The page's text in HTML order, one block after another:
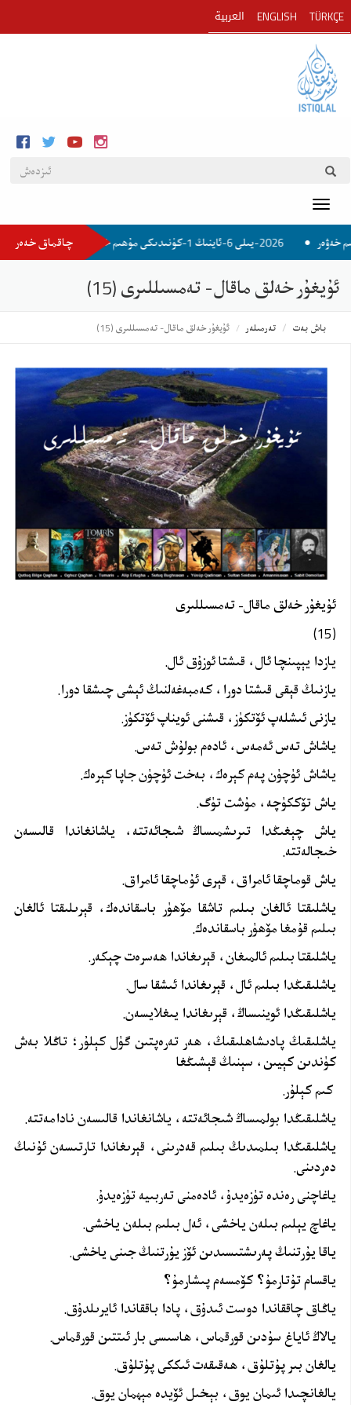
العربية ENGLISH TÜRKÇE
چاقماق خەەر
2026-يىلى 6-ئاينىڭ 1-كۈنىدىكى مۇھىم خەۋەر 2026-يىلى 6-ئاينىڭ 1-كۈنىدىكى مۇھىم خەۋەر
ئۇيغۇر خەلق ماقال- تەمسىللىرى (15)
باش بەت تەرمىلەر ئۇيغۇر خەلق ماقال- تەمسىللىرى (15)
ئۇيغۇر خەلق ماقال- تەمسىللىرى
(15)
يازدا يېپىنچا ئال، قىشتا ئوزۇق ئال.
يازنىڭ قېقى قىشتا دورا، كەمبەغەلنىڭ ئېشى چىشقا دورا.
يازنى ئىشلەپ ئۆتكۈز، قىشنى ئويناپ ئۆتكۈز.
ياشاش تەس ئەمەس، ئادەم بولۇش تەس.
ياشاش ئۈچۈن پەم كېرەك، بەخت ئۈچۈن جاپا كېرەك.
ياش تۆككۈچە، مۇشت تۈگ.
ياش چېغىڭدا تىرىشمىساڭ شىجائەتتە، ياشانغاندا قالىسەن
خىجالەتتە.
ياش قوماچقا ئامراق، قېرى ئۇماچقا ئامراق.
ياشلىقتا ئالغان بىلىم تاشقا مۆھۈر باسقاندەك، قېرىلىقتا ئالغان
بىلىم قۇمغا مۆھۈر باسقاندەك.
ياشلىقتا بىلىم ئالمىغان، قېرىغاندا ھەسرەت چېكەر.
ياشلىقىڭدا بىلىم ئال، قېرىغاندا ئىشقا سال.
ياشلىقىڭدا ئوينىساڭ، قېرىغاندا يىغلايسەن.
ياشلىقىڭ پادىشاھلىقىڭ، ھەر تەرەپتىن گۈل كېلۇر؛ تاڭلا بەش
كۈندىن كېيىن، سېنىڭ قېشىڭغا
كىم كېلۇر.
ياشلىقىڭدا بولمىساڭ شىجائەتتە، ياشانغاندا قالىسەن نادامەتتە.
ياشلىقىڭدا بىلمىدىڭ بىلىم قەدرىنى، قېرىغاندا تارتىسەن ئۇنىڭ
دەردىنى.
ياغاچنى رەندە تۈزەيدۇ، ئادەمنى تەربىيە تۈزەيدۇ.
ياغاچ يېلىم بىلەن ياخشى، ئەل بىلىم بىلەن ياخشى.
ياقا يۇرتنىڭ پەرىشتىسىدىن ئۆز يۇرتنىڭ جىنى ياخشى.
ياقسام تۇتارمۇ؟ كۆمسەم پىشارمۇ؟
ياڭاق چاققاندا دوست ئىدۇق، پادا باققاندا ئايرىلدۇق.
يالاڭ ئاياغ سۇدىن قورقماس، ھاسىسى بار ئىتتىن قورقماس.
يالغان بىر پۇتلۇق، ھەقىقەت ئىككى پۇتلۇق.
يالغانچىدا ئىمان يوق، بېخىل ئۆيدە مېھمان يوق.